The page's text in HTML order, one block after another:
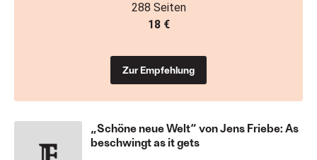
„Schöne neue Welt“ von Jens Friebe: As
beschwingt as it gets
288 Seiten
18 €
Zur Empfehlung